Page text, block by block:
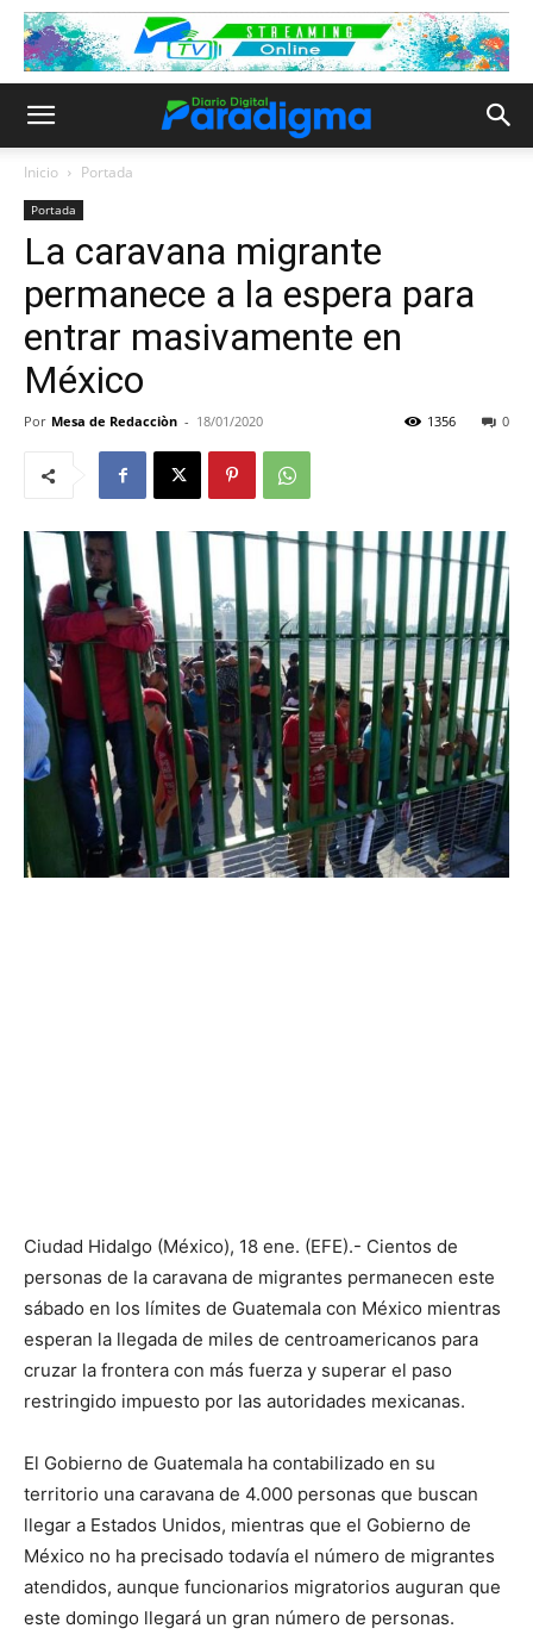
Inicio Portada
Portada
La caravana migrante
permanece a la espera para
entrar masivamente en
México
Por Mesa de Redacciòn - 18/01/2020 0
1356
Ciudad Hidalgo (México), 18 ene. (EFE).- Cientos de
personas de la caravana de migrantes permanecen este
sábado en los límites de Guatemala con México mientras
esperan la llegada de miles de centroamericanos para
cruzar la frontera con más fuerza y superar el paso
restringido impuesto por las autoridades mexicanas.
El Gobierno de Guatemala ha contabilizado en su
territorio una caravana de 4.000 personas que buscan
llegar a Estados Unidos, mientras que el Gobierno de
México no ha precisado todavía el número de migrantes
atendidos, aunque funcionarios migratorios auguran que
este domingo llegará un gran número de personas.